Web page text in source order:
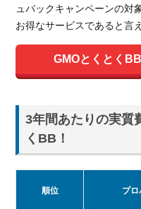
2.2.
カシモ
WiMAX
2.4.
So-net
WiMAX
Broad
ュバックキャンペーンの対
お得なサービスであると言
GMOとくとく
3年間あたりの実質
くBB！
順位 プ